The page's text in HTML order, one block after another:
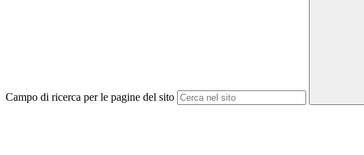
Campo di ricerca per le pagine del sito